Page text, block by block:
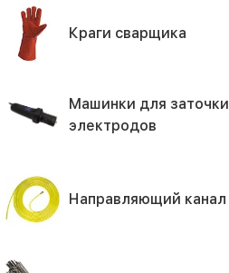
Краги сварщика
Машинки для заточки
электродов
Направляющий канал